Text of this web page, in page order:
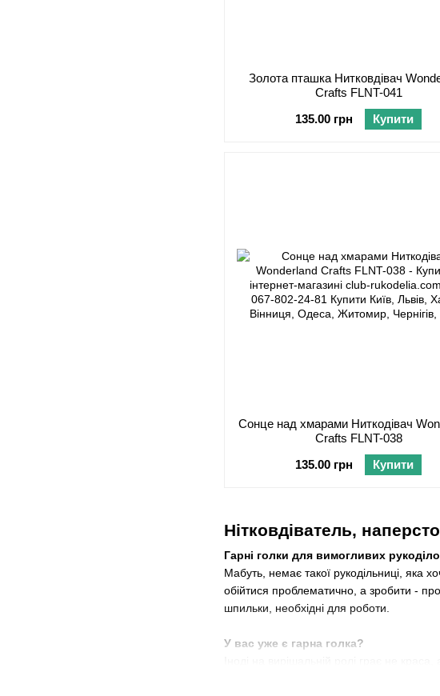
Золота пташка Нитковдівач
Crafts FLNT-041
135.00 грн
Купити
Сонце над хмарами Ниткодівач
Crafts FLNT-038
135.00 грн
Купити
Нітковдіватель,
Гарні голки для вимогливих
Мабуть, немає такої рукодільниці, яка
обійтися проблематично, а зробити -
шпильки, необхідні для роботи.
У вас уже є гарна голка?